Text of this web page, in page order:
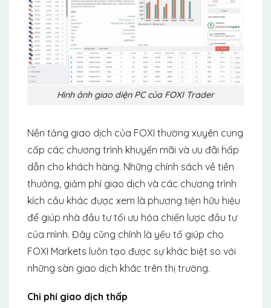
Hình ảnh giao diện PC của FOXI Trader
Nền tảng giao dịch của FOXI thường xuyên cung
cấp các chương trình khuyến mãi và ưu đãi hấp
dẫn cho khách hàng. Những chính sách về tiền
thưởng, giảm phí giao dịch và các chương trình
kích cầu khác được xem là phương tiện hữu hiệu
để giúp nhà đầu tư tối ưu hóa chiến lược đầu tư
của mình. Đây cũng chính là yếu tố giúp cho
FOXI Markets luôn tạo được sự khác biệt so với
những sàn giao dịch khác trên thị trường.
Chi phí giao dịch thấp